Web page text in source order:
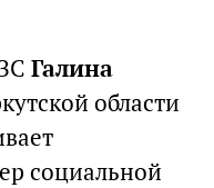
Галина
области
социальной